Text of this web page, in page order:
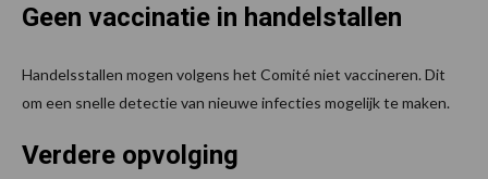
Geen vaccinatie in handelstallen
Handelsstallen mogen volgens het Comité niet vaccineren. Dit
om een snelle detectie van nieuwe infecties mogelijk te maken.
Verdere opvolging